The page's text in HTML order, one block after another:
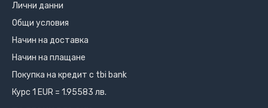
Лични данни
Общи условия
Начин на доставка
Начин на плащане
Покупка на кредит с tbi bank
Курс 1 EUR = 1.95583 лв.